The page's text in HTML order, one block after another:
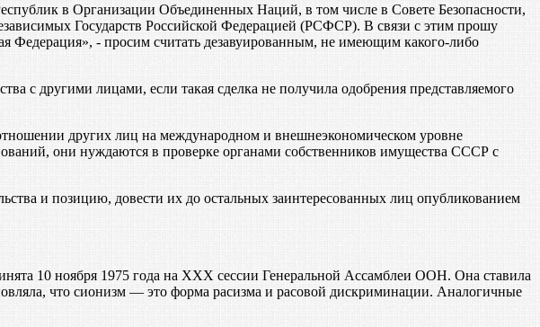
в Организации Объединенных Наций, в том числе в Совете Безопасности,
Государств Российской Федерацией (РСФСР). В связи с этим прошу
Федерация», - просим считать дезавуированным, не имеющим какого-либо
с другими лицами, если такая сделка не получила одобрения представляемого
других лиц на международном и внешнеэкономическом уровне
они нуждаются в проверке органами собственников имущества СССР с
и позицию, довести их до остальных заинтересованных лиц опубликованием
10 ноября 1975 года на XXX сессии Генеральной Ассамблеи ООН. Она ставила
что сионизм — это форма расизма и расовой дискриминации. Аналогичные